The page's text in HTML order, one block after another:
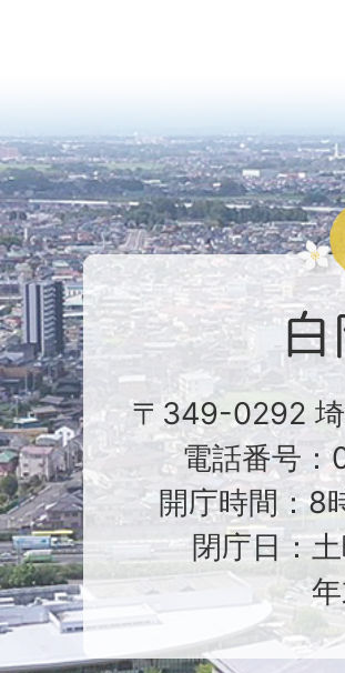
〒349-0292
電話番号
開庁時間：8
閉庁日：